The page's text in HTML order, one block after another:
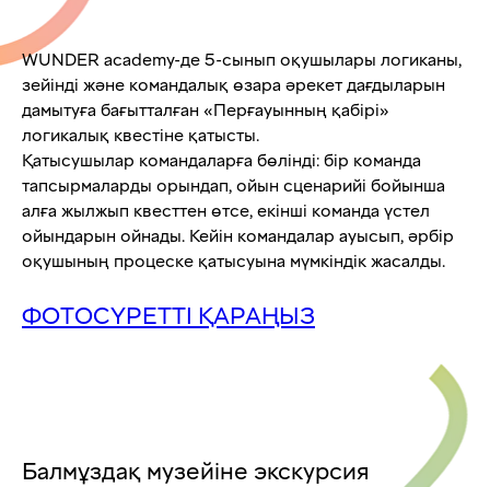
WUNDER academy-де 5-сынып оқушылары логиканы,
зейінді және командалық өзара әрекет дағдыларын
дамытуға бағытталған «Перғауынның қабірі»
логикалық квестіне қатысты.
Қатысушылар командаларға бөлінді: бір команда
тапсырмаларды орындап, ойын сценарийі бойынша
алға жылжып квесттен өтсе, екінші команда үстел
ойындарын ойнады. Кейін командалар ауысып, әрбір
оқушының процеске қатысуына мүмкіндік жасалды.
ФОТОСҮРЕТТІ ҚАРАҢЫЗ
Балмұздақ музейіне экскурсия